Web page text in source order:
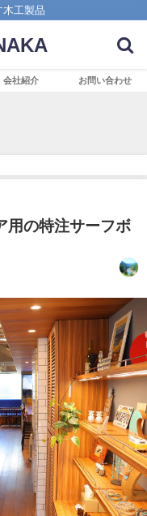
木工製品
会社紹介 お問い合わせ
用の特注サーフボ